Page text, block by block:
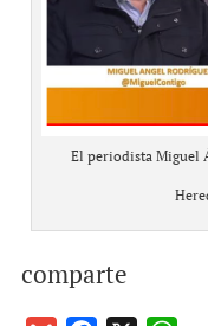
El periodista Miguel
comparte